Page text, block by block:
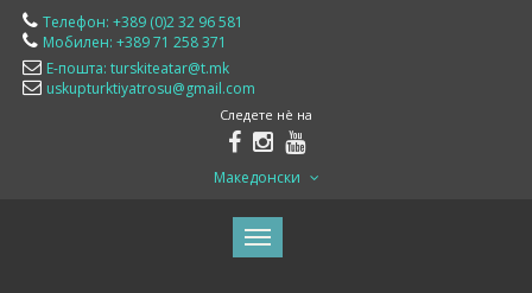
Телефон: +389 (0)2 32 96 581
Мобилен: +389 71 258 371
Е-пошта: turskiteatar@t.mk
uskupturktiyatrosu@gmail.com
Следете нè на
Македонски